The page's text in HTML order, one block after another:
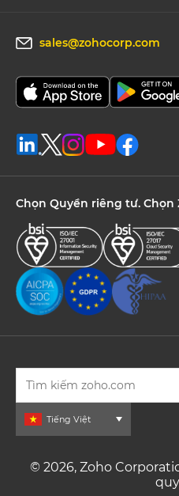
sales@zohocorp.com
Chọn Quyền riêng tư. Chọn
Tiếng Việt
© 2026, Zoho